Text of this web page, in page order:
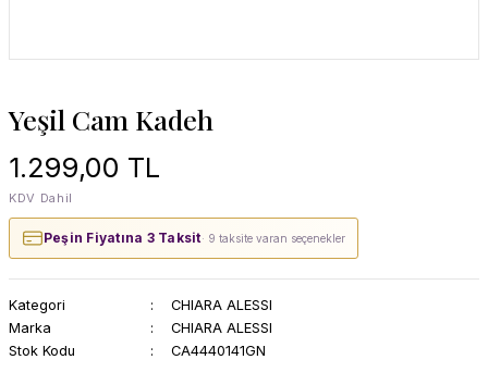
Yeşil Cam Kadeh
1.299,00 TL
KDV Dahil
Peşin Fiyatına 3 Taksit· 9 taksite varan seçenekler
Kategori
CHIARA ALESSI
Marka
CHIARA ALESSI
Stok Kodu
CA4440141GN